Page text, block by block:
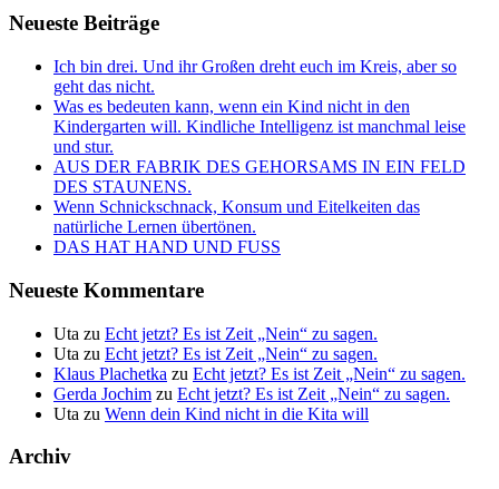
Neueste Beiträge
Ich bin drei. Und ihr Großen dreht euch im Kreis, aber so
geht das nicht.
Was es bedeuten kann, wenn ein Kind nicht in den
Kindergarten will. Kindliche Intelligenz ist manchmal leise
und stur.
AUS DER FABRIK DES GEHORSAMS IN EIN FELD
DES STAUNENS.
Wenn Schnickschnack, Konsum und Eitelkeiten das
natürliche Lernen übertönen.
DAS HAT HAND UND FUSS
Neueste Kommentare
Uta zu Echt jetzt? Es ist Zeit „Nein“ zu sagen.
Uta zu Echt jetzt? Es ist Zeit „Nein“ zu sagen.
Klaus Plachetka zu Echt jetzt? Es ist Zeit „Nein“ zu sagen.
Gerda Jochim zu Echt jetzt? Es ist Zeit „Nein“ zu sagen.
Uta zu Wenn dein Kind nicht in die Kita will
Archiv